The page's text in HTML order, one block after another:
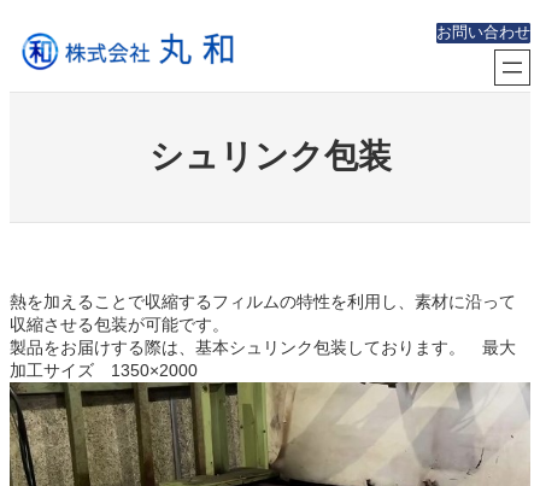
容
を
ス
お問い合わせ
シュリンク包装
熱を加えることで収縮するフィルムの特性を利用し、素材に沿って
収縮させる包装が可能です。
製品をお届けする際は、基本シュリンク包装しております。 最大
加工サイズ 1350×2000